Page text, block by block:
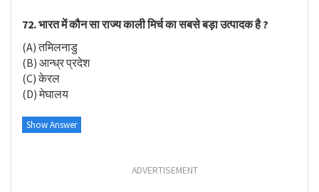
72. भारत में कौन सा राज्य काली मिर्च का सबसे बड़ा उत्पादक है ?
(A) तमिलनाडु
(B) आन्ध्र प्रदेश
(C) केरल
(D) मेघालय
Show Answer
ADVERTISEMENT